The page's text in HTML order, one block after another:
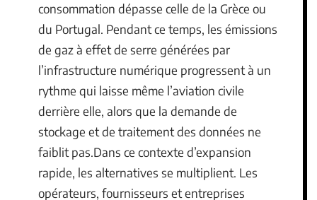
consommation dépasse celle de la Grèce ou
du Portugal. Pendant ce temps, les émissions
de gaz à effet de serre générées par
l’infrastructure numérique progressent à un
rythme qui laisse même l’aviation civile
derrière elle, alors que la demande de
stockage et de traitement des données ne
faiblit pas.Dans ce contexte d’expansion
rapide, les alternatives se multiplient. Les
opérateurs, fournisseurs et entreprises